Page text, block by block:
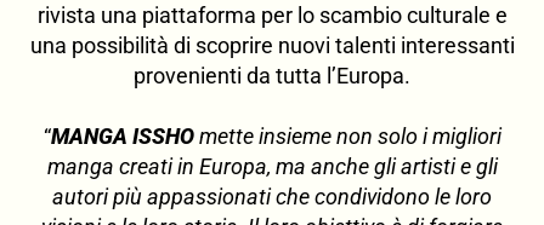
rivista una piattaforma per lo scambio culturale e
una possibilità di scoprire nuovi talenti interessanti
provenienti da tutta l’Europa.
“MANGA ISSHOmette insieme non solo i migliori
manga creati in Europa, ma anche gli artisti e gli
autori più appassionati che condividono le loro